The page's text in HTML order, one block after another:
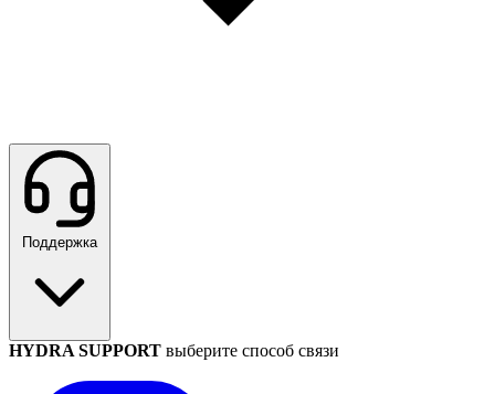
Поддержка
HYDRA SUPPORT выберите способ связи